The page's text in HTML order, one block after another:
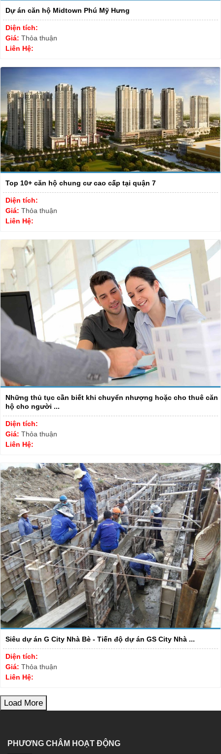
Dự án căn hộ Midtown Phú Mỹ Hưng
Diện tích:
Giá: Thỏa thuận
Liên Hệ:
Top 10+ căn hộ chung cư cao cấp tại quận 7
Diện tích:
Giá: Thỏa thuận
Liên Hệ:
Những thủ tục cần biết khi chuyển nhượng hoặc cho thuê căn
hộ cho người ...
Diện tích:
Giá: Thỏa thuận
Liên Hệ:
Siêu dự án G City Nhà Bè - Tiến độ dự án GS City Nhà ...
Diện tích:
Giá: Thỏa thuận
Liên Hệ:
Load More
PHƯƠNG CHÂM HOẠT ĐỘNG